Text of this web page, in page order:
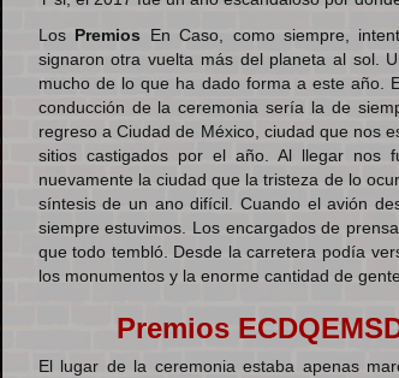
Los Premios En Caso, como siempre,
signaron otra vuelta más del planeta al sol.
mucho de lo que ha dado forma a este año.
conducción de la ceremonia sería la de
regreso a Ciudad de México, ciudad que nos
sitios castigados por el año. Al llegar nos
nuevamente la ciudad que la tristeza de lo
síntesis de un ano difícil. Cuando el avión
siempre estuvimos. Los encargados de
que todo tembló. Desde la carretera podía
los monumentos y la enorme cantidad de
Premios
El lugar de la ceremonia estaba apenas